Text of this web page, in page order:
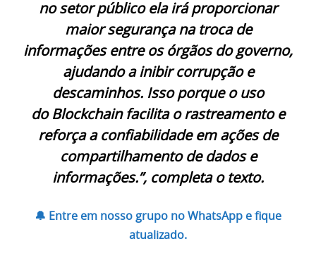
no setor público ela irá proporcionar
maior segurança na troca de
informações entre os órgãos do governo,
ajudando a inibir corrupção e
descaminhos. Isso porque o uso
doBlockchainfacilita o rastreamento e
reforça a confiabilidade em ações de
compartilhamento de dados e
informações.”, completa o texto.
🔔 Entre em nosso grupo no WhatsApp e fique
atualizado.